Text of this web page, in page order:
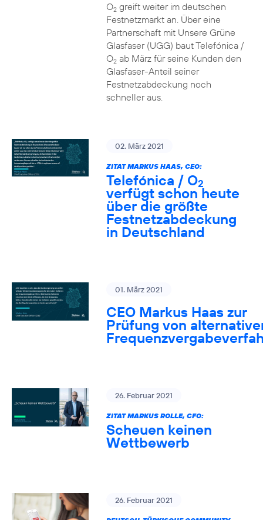
O2greift weiter im deutschen
Festnetzmarkt an. Über eine
Partnerschaft mit Unsere Grüne
Glasfaser (UGG) baut Telefónica /
O2ab März für seine Kunden den
Glasfaser-Anteil seiner
Festnetzabdeckung noch
schneller aus.
02. März 2021
ZITAT MARKUS HAAS, CEO:
Telefónica / O2
verfügt schon heute
über die größte
Festnetzabdeckung
in Deutschland
01. März 2021
CEO Markus Haas zur
Prüfung von
26. Februar 2021
ZITAT MARKUS ROLLE, CFO:
Scheuen keinen
Wettbewerb
26. Februar 2021